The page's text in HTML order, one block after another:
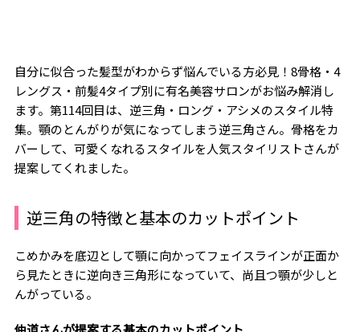
自分に似合った髪型がわからず悩んでいる方必見！8骨格・4
レングス・前髪4タイプ別に有名美容サロンがお悩み解消し
ます。第114回目は、逆三角・ロング・アシメのスタイル特
集。顎のとんがりが気になってしまう逆三角さん。骨格をカ
バーして、可愛くなれるスタイルを人気スタイリストさんが
提案してくれました。
逆三角の特徴と基本のカットポイント
こめかみを底辺として顎に向かってフェイスラインが正面か
ら見たときに逆向き三角形になっていて、尚且つ顎が少しと
んがっている。